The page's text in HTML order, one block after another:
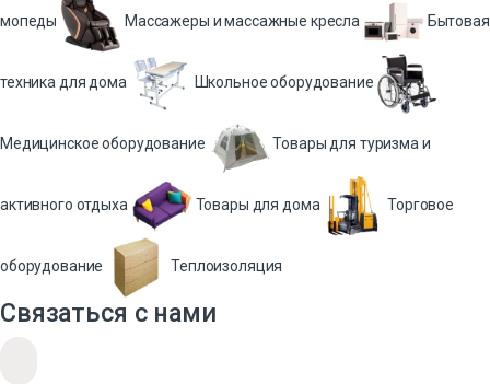
мопеды Массажеры и массажные кресла Бытовая
техника для дома Школьное оборудование
Медицинское оборудование Товары для туризма и
активного отдыха Товары для дома Торговое
оборудование Теплоизоляция
Связаться с нами